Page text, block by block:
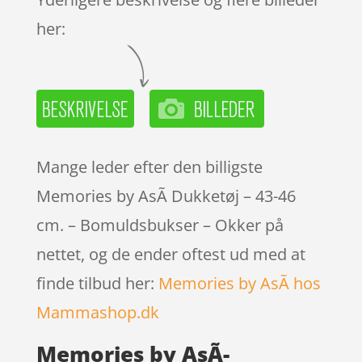
her:
Mange leder efter den billigste
Memories by AsÃ­ Dukketøj – 43-46
cm. – Bomuldsbukser – Okker på
nettet, og de ender oftest ud med at
finde tilbud her: Memories by AsÃ­ hos
Mammashop.dk
Memories by AsÃ­